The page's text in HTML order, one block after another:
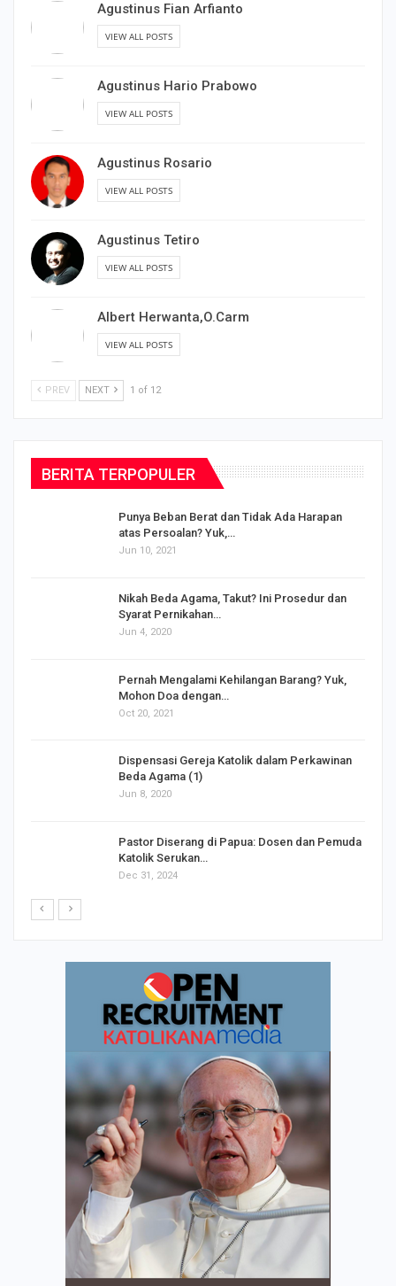
Agustinus Fian Arfianto
VIEW ALL POSTS
Agustinus Hario Prabowo
VIEW ALL POSTS
Agustinus Rosario
VIEW ALL POSTS
Agustinus Tetiro
VIEW ALL POSTS
Albert Herwanta,O.Carm
VIEW ALL POSTS
PREV NEXT 1 of 12
BERITA TERPOPULER
Punya Beban Berat dan Tidak Ada Harapan
atas Persoalan? Yuk,…
Jun 10, 2021
Nikah Beda Agama, Takut? Ini Prosedur dan
Syarat Pernikahan…
Jun 4, 2020
Pernah Mengalami Kehilangan Barang? Yuk,
Mohon Doa dengan…
Oct 20, 2021
Dispensasi Gereja Katolik dalam Perkawinan
Beda Agama (1)
Jun 8, 2020
Pastor Diserang di Papua: Dosen dan Pemuda
Katolik Serukan…
Dec 31, 2024